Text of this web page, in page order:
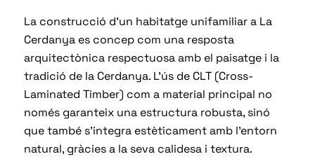
La construcció d’un habitatge unifamiliar a La
Cerdanya es concep com una resposta
arquitectònica respectuosa amb el paisatge i la
tradició de la Cerdanya. L’ús de CLT (Cross-
Laminated Timber) com a material principal no
només garanteix una estructura robusta, sinó
que també s’integra estèticament amb l’entorn
natural, gràcies a la seva calidesa i textura.